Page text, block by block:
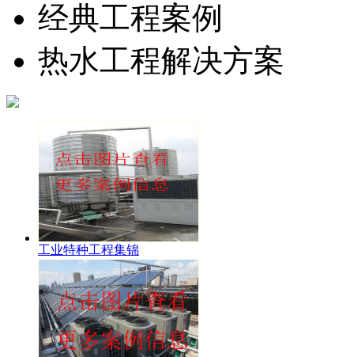
经典工程案例
热水工程解决方案
工业特种工程集锦